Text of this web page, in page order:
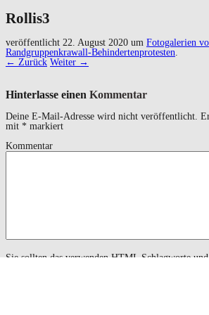
Rollis3
veröffentlicht 22. August 2020 um Fotogalerien
Randgruppenkrawall-Behindertenprotesten.
← Zurück Weiter →
Hinterlasse einen Kommentar
Deine E-Mail-Adresse wird nicht veröffentlicht.
mit * markiert
Kommentar
Sie sollten das verwendenHTMLSchlagworte